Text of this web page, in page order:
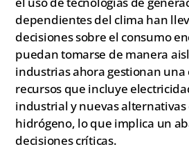
dependientes del clima han
decisiones sobre el consumo
puedan tomarse de manera
industrias ahora gestionan
recursos que incluye
industrial y nuevas alternativas
hidrógeno, lo que implica un
decisiones críticas.